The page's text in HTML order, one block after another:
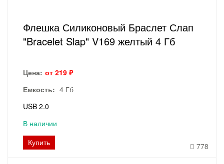
Флешка Силиконовый Браслет Слап
"Bracelet Slap" V169 желтый 4 Гб
Цена: от 219 ₽
Емкость: 4 Гб
USB 2.0
В наличии
Купить
778